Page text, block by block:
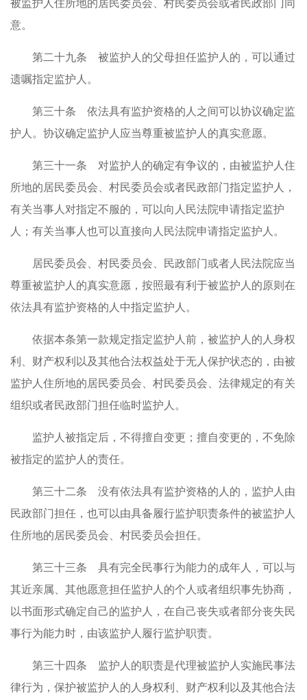
被监护人住所地的居民委员会、村民委员会或者民政部门同
意。
第二十九条 被监护人的父母担任监护人的，可以通过
遗嘱指定监护人。
第三十条 依法具有监护资格的人之间可以协议确定监
护人。协议确定监护人应当尊重被监护人的真实意愿。
第三十一条 对监护人的确定有争议的，由被监护人住
所地的居民委员会、村民委员会或者民政部门指定监护人，
有关当事人对指定不服的，可以向人民法院申请指定监护
人；有关当事人也可以直接向人民法院申请指定监护人。
居民委员会、村民委员会、民政部门或者人民法院应当
尊重被监护人的真实意愿，按照最有利于被监护人的原则在
依法具有监护资格的人中指定监护人。
依据本条第一款规定指定监护人前，被监护人的人身权
利、财产权利以及其他合法权益处于无人保护状态的，由被
监护人住所地的居民委员会、村民委员会、法律规定的有关
组织或者民政部门担任临时监护人。
监护人被指定后，不得擅自变更；擅自变更的，不免除
被指定的监护人的责任。
第三十二条 没有依法具有监护资格的人的，监护人由
民政部门担任，也可以由具备履行监护职责条件的被监护人
住所地的居民委员会、村民委员会担任。
第三十三条 具有完全民事行为能力的成年人，可以与
其近亲属、其他愿意担任监护人的个人或者组织事先协商，
以书面形式确定自己的监护人，在自己丧失或者部分丧失民
事行为能力时，由该监护人履行监护职责。
第三十四条 监护人的职责是代理被监护人实施民事法
律行为，保护被监护人的人身权利、财产权利以及其他合法